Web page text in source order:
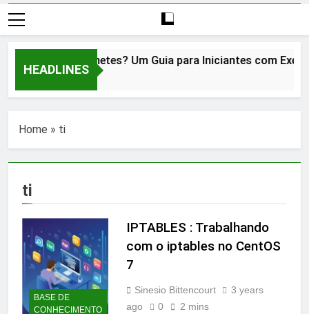
HEADLINES
O que é Kubernetes? Um Guia para Iniciantes com
Home » ti
ti
BASE DE
CONHECIMENTO
IPTABLES : Trabalhando
com o iptables no CentOS
7
Sinesio Bittencourt
3 years
ago
0 2 mins